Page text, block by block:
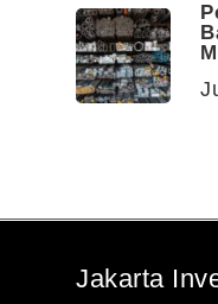
Jakarta